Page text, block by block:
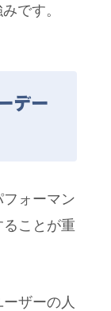
です。
デー
ォーマン
ことが重
ザーの人